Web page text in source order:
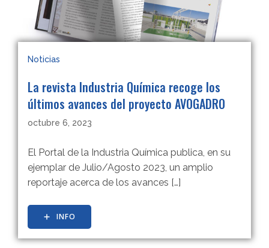
Noticias
La revista Industria Química recoge los
últimos avances del proyecto AVOGADRO
octubre 6, 2023
El Portal de la Industria Química publica, en su
ejemplar de Julio/Agosto 2023, un amplio
reportaje acerca de los avances […]
INFO